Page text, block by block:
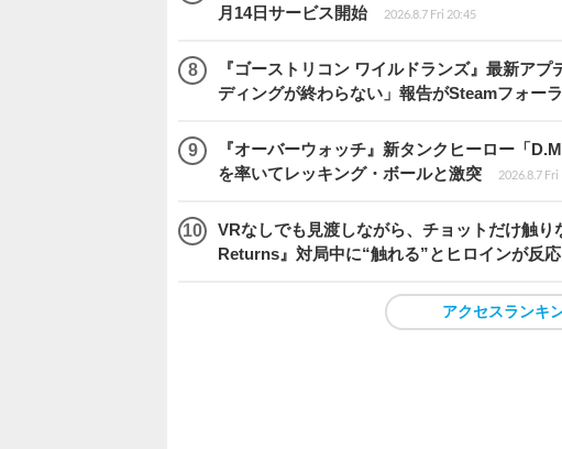
月14日サービス開始
2026.8.7 Fri 20:45
『ゴーストリコン ワイルドランズ』最新ア
ディングが終わらない」報告がSteamフォー
『オーバーウォッチ』新タンクヒーロー「
を率いてレッキング・ボールと激突
2026.8.7 Fri
VRなしでも見渡しながら、チョットだけ触
Returns』対局中に“触れる”とヒロインが反応
アクセスランキ